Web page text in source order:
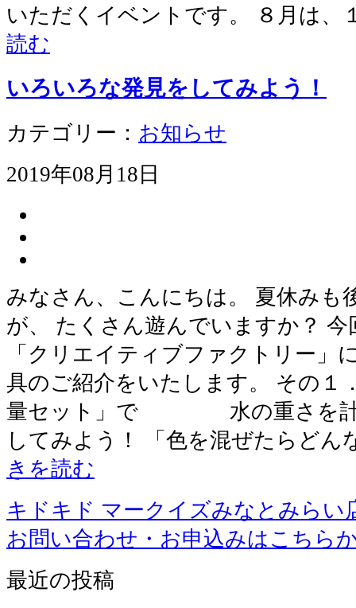
いただくイベントです。 ８月は、
読む
いろいろな発見をしてみよう！
カテゴリー： お知らせ
2019年08月18日
みなさん、こんにちは。 夏休みも
が、 たくさん遊んでいますか？
「クリエイティブファクトリー」
具のご紹介をいたします。 その１
量セット」で 水の重さを計
してみよう！ 「色を混ぜたらど
きを読む
キドキド マークイズみなとみらい
お問い合わせ・お申込みはこちら
最近の投稿